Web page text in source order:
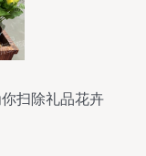
扫除礼品花卉